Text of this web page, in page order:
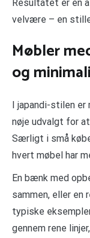
Resultatet er en
velvære – en
Møbler
og
I japandi-stilen er
nøje udvalgt for
Særligt i små
hvert møbel har
En bænk med
sammen, eller en
typiske
gennem rene